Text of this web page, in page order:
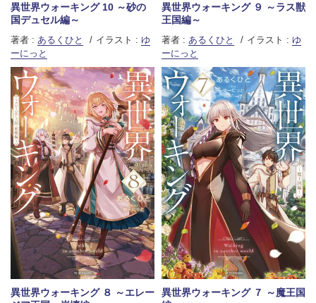
異世界ウォーキング 10 ～砂の
国デュセル編～
著者 : あるくひと イラスト : ゆ
ーにっと
異世界ウォーキング ９ ～ラス獣
王国編～
著者 : あるくひと イラスト : ゆ
ーにっと
異世界ウォーキング ８ ～エレー
異世界ウォーキング ７ ～魔王国